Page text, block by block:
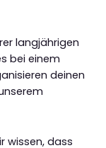
langjährigen
bei einem
deinen
wissen, dass